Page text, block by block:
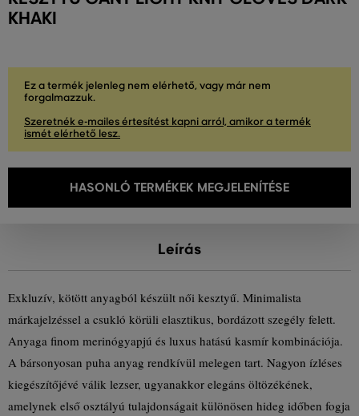
KHAKI
Ez a termék jelenleg nem elérhető, vagy már nem
forgalmazzuk.
Szeretnék e-mailes értesítést kapni arról, amikor a termék
ismét elérhető lesz.
HASONLÓ TERMÉKEK MEGJELENÍTÉSE
Leírás
Exkluzív, kötött anyagból készült női kesztyű. Minimalista
márkajelzéssel a csukló körüli elasztikus, bordázott szegély felett.
Anyaga finom merinógyapjú és luxus hatású kasmír kombinációja.
A bársonyosan puha anyag rendkívül melegen tart. Nagyon ízléses
kiegészítőjévé válik lezser, ugyanakkor elegáns öltözékének,
amelynek első osztályú tulajdonságait különösen hideg időben fogja